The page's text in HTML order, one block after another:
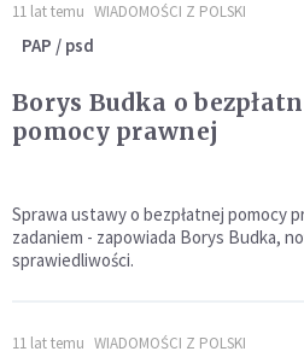
11 lat temu WIADOMOŚCI Z POLSKI
PAP / psd
Borys Budka o
pomocy prawnej
Sprawa ustawy o bezpłatnej pomocy
zadaniem - zapowiada Borys Budka,
sprawiedliwości.
11 lat temu WIADOMOŚCI Z POLSKI